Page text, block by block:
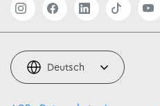
Deutsch